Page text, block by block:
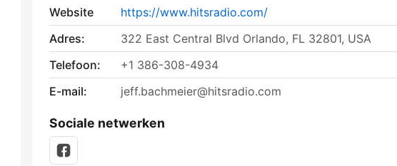
Website
https://www.hitsradio.com/
Adres:
322 East Central Blvd Orlando, FL 32801, USA
Telefoon:
+1 386-308-4934
E-mail:
jeff.bachmeier@hitsradio.com
Sociale netwerken